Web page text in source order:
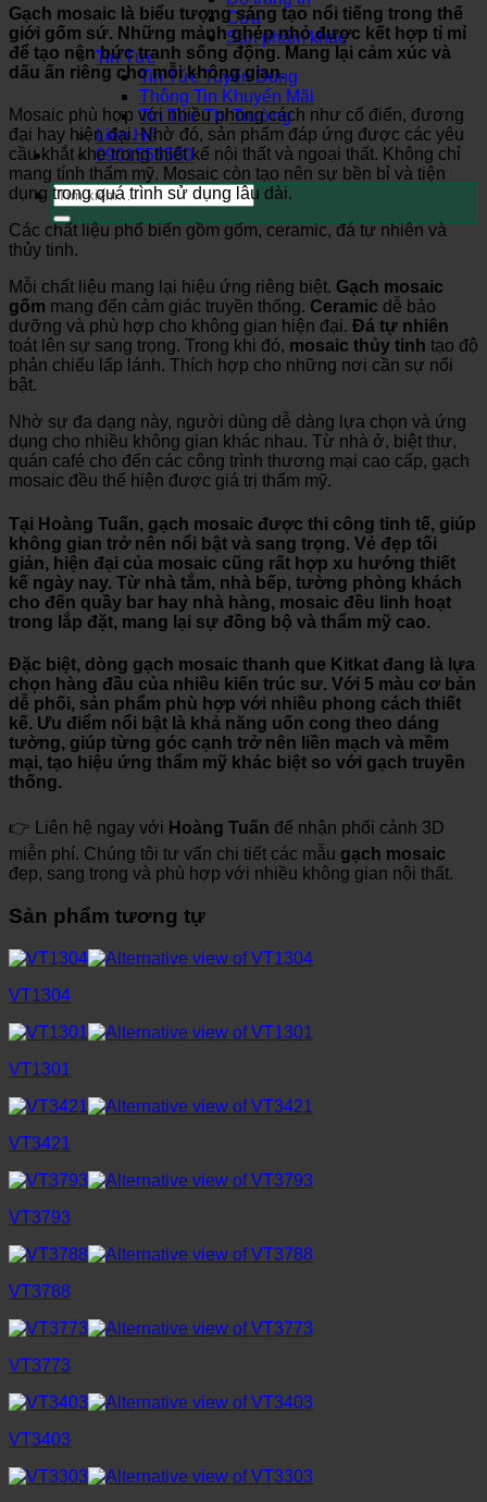
Cửa
Sản phẩm khác
Tin Tức
Tin Tức Tuyển Dụng
Thông Tin Khuyến Mãi
Tin Tức Thị Trường
Liên Hệ
0901555580
Tìm
kiếm:
Gạch mosaic là biểu tượng sáng tạo nổi tiếng trong thế
giới gốm sứ. Những mảnh ghép nhỏ được kết hợp tỉ mỉ
để tạo nên bức tranh sống động. Mang lại cảm xúc và
dấu ấn riêng cho mỗi không gian.
Mosaic phù hợp với nhiều phong cách như cổ điển, đương
đại hay hiện đại. Nhờ đó, sản phẩm đáp ứng được các yêu
cầu khắt khe trong thiết kế nội thất và ngoại thất. Không chỉ
mang tính thẩm mỹ. Mosaic còn tạo nên sự bền bỉ và tiện
dụng trong quá trình sử dụng lâu dài.
Các chất liệu phổ biến gồm gốm, ceramic, đá tự nhiên và
thủy tinh.
Mỗi chất liệu mang lại hiệu ứng riêng biệt. Gạch mosaic
gốm mang đến cảm giác truyền thống. Ceramic dễ bảo
dưỡng và phù hợp cho không gian hiện đại. Đá tự nhiên
toát lên sự sang trọng. Trong khi đó, mosaic thủy tinh tạo độ
phản chiếu lấp lánh. Thích hợp cho những nơi cần sự nổi
bật.
Nhờ sự đa dạng này, người dùng dễ dàng lựa chọn và ứng
dụng cho nhiều không gian khác nhau. Từ nhà ở, biệt thự,
quán café cho đến các công trình thương mại cao cấp, gạch
mosaic đều thể hiện được giá trị thẩm mỹ.
Tại Hoàng Tuấn, gạch mosaic được thi công tinh tế, giúp
không gian trở nên nổi bật và sang trọng. Vẻ đẹp tối
giản, hiện đại của mosaic cũng rất hợp xu hướng thiết
kế ngày nay. Từ nhà tắm, nhà bếp, tường phòng khách
cho đến quầy bar hay nhà hàng, mosaic đều linh hoạt
trong lắp đặt, mang lại sự đồng bộ và thẩm mỹ cao.
Đặc biệt, dòng gạch mosaic thanh que Kitkat đang là lựa
chọn hàng đầu của nhiều kiến trúc sư. Với 5 màu cơ bản
dễ phối, sản phẩm phù hợp với nhiều phong cách thiết
kế. Ưu điểm nổi bật là khả năng uốn cong theo dáng
tường, giúp từng góc cạnh trở nên liền mạch và mềm
mại, tạo hiệu ứng thẩm mỹ khác biệt so với gạch truyền
thống.
👉 Liên hệ ngay với Hoàng Tuấn để nhận phối cảnh 3D
miễn phí. Chúng tôi tư vấn chi tiết các mẫu gạch mosaic
đẹp, sang trọng và phù hợp với nhiều không gian nội thất.
Sản phẩm tương tự
VT1304
VT1301
VT3421
VT3793
VT3788
VT3773
VT3403